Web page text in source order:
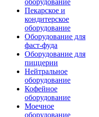
оборудование
Пекарское и
кондитерское
оборудование
Оборудование для
фаст-фуда
Оборудование для
пиццерии
Нейтральное
оборудование
Кофейное
оборудование
Моечное
оборудование